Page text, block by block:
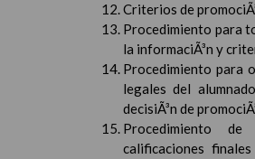
Criterios de
Procedimiento para
la informaciÃ³n y
Procedimiento para
legales del
decisiÃ³n de
Procedimiento de
calificaciones